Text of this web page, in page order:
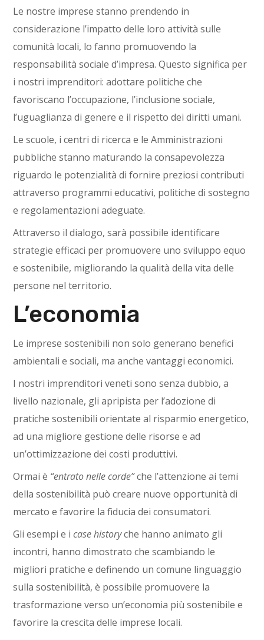
Le nostre imprese stanno prendendo in
considerazione l’impatto delle loro attività sulle
comunità locali, lo fanno promuovendo la
responsabilità sociale d’impresa. Questo significa per
i nostri imprenditori: adottare politiche che
favoriscano l’occupazione, l’inclusione sociale,
l’uguaglianza di genere e il rispetto dei diritti umani.
Le scuole, i centri di ricerca e le Amministrazioni
pubbliche stanno maturando la consapevolezza
riguardo le potenzialità di fornire preziosi contributi
attraverso programmi educativi, politiche di sostegno
e regolamentazioni adeguate.
Attraverso il dialogo, sarà possibile identificare
strategie efficaci per promuovere uno sviluppo equo
e sostenibile, migliorando la qualità della vita delle
persone nel territorio.
L’economia
Le imprese sostenibili non solo generano benefici
ambientali e sociali, ma anche vantaggi economici.
I nostri imprenditori veneti sono senza dubbio, a
livello nazionale, gli apripista per l’adozione di
pratiche sostenibili orientate al risparmio energetico,
ad una migliore gestione delle risorse e ad
un’ottimizzazione dei costi produttivi.
Ormai è “entrato nelle corde”che l’attenzione ai temi
della sostenibilità può creare nuove opportunità di
mercato e favorire la fiducia dei consumatori.
Gli esempi e icase historyche hanno animato gli
incontri, hanno dimostrato che scambiando le
migliori pratiche e definendo un comune linguaggio
sulla sostenibilità, è possibile promuovere la
trasformazione verso un’economia più sostenibile e
favorire la crescita delle imprese locali.